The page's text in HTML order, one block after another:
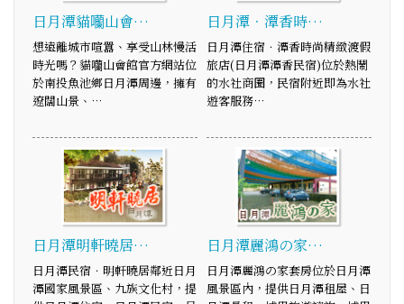
日月潭貓囒山會…
想遠離城市喧囂、享受山林慢活
時光嗎？貓囒山會館官方網站位
於南投魚池鄉日月潭周邊，擁有
遼闊山景、…
日月潭．潭香時…
日月潭住宿．潭香時尚精緻渡假
旅店(日月潭潭香民宿)位於熱鬧
的水社商圈，民宿附近即為水社
遊客服務…
日月潭明軒曉居…
日月潭民宿．明軒曉居鄰近日月
潭國家風景區、九族文化村，提
日月潭麗鴻の家…
日月潭麗鴻の家套房位於日月潭
風景區內，提供日月潭租屋、日